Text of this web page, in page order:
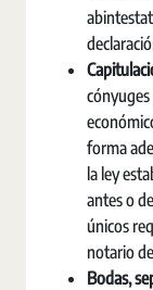
forma
la ley
antes o
únicos
notario
Bodas,